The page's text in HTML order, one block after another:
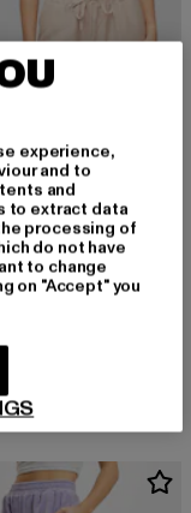
Preis: 17,07 EUR
experience,
and to
and
to extract data
processing of
do not have
to change
on "Accept" you